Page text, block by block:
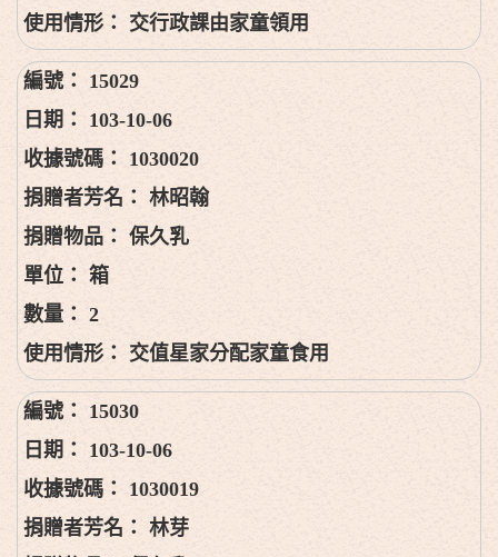
交行政課由家童領用
15029
103-10-06
1030020
林昭翰
保久乳
箱
2
交值星家分配家童食用
15030
103-10-06
1030019
林芽